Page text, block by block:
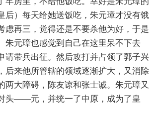
后）每天给她送饭吃，朱元璋才没有饿
虑再三，觉得还是不要杀他为好，于是
朱元璋也感觉到自己在这里呆不下去
请带兵出征。然后攻打并占领了郭子兴
来他所管辖的领域逐渐扩大，又消除
两大障碍，陈友谅和张士诚。朱元璋又
头——元，并统一了中原，成为了皇